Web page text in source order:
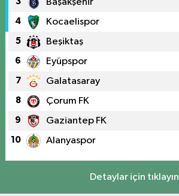
Başakşehir
4 Kocaelispor
5 Beşiktaş
6 Eyüpspor
7 Galatasaray
8 Çorum FK
9 Gaziantep FK
10 Alanyaspor
Detaylar için tıklayın